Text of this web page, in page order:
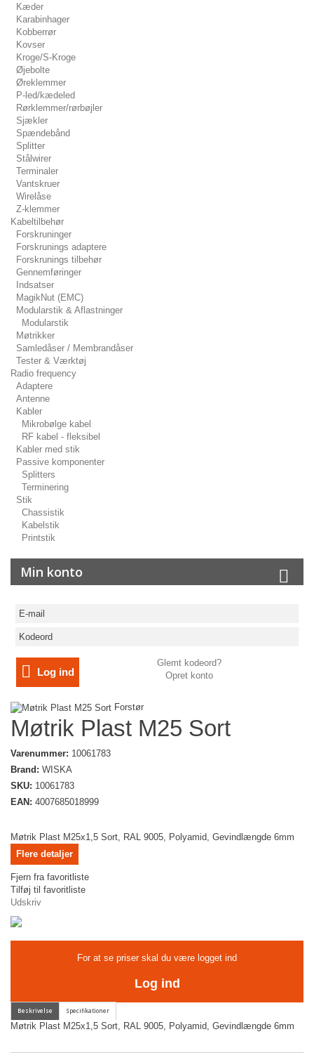
Kæder
Karabinhager
Kobberrør
Kovser
Kroge/S-Kroge
Øjebolte
Øreklemmer
P-led/kædeled
Rørklemmer/rørbøjler
Sjækler
Spændebånd
Splitter
Stålwirer
Terminaler
Vantskruer
Wirelåse
Z-klemmer
Kabeltilbehør
Forskruninger
Forskrunings adaptere
Forskrunings tilbehør
Gennemføringer
Indsatser
MagikNut (EMC)
Modularstik & Aflastninger
Modularstik
Møtrikker
Samledåser / Membrandåser
Tester & Værktøj
Radio frequency
Adaptere
Antenne
Kabler
Mikrobølge kabel
RF kabel - fleksibel
Kabler med stik
Passive komponenter
Splitters
Terminering
Stik
Chassistik
Kabelstik
Printstik
Min konto
Log ind
Glemt kodeord?
Opret konto
Forstør
Møtrik Plast M25 Sort
Varenummer: 10061783
Brand: WISKA
SKU: 10061783
EAN: 4007685018999
Møtrik Plast M25x1,5 Sort, RAL 9005, Polyamid, Gevindlængde 6mm
Flere detaljer
Fjern fra favoritliste
Tilføj til favoritliste
Udskriv
For at se priser skal du være logget ind
Log ind
Møtrik Plast M25x1,5 Sort, RAL 9005, Polyamid, Gevindlængde 6mm